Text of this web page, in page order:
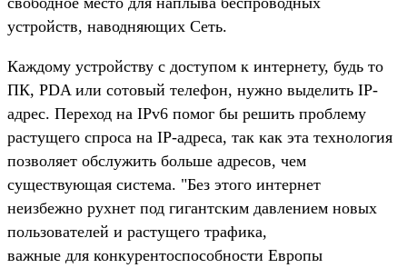
устройств, наводняющих Сеть.
Каждому устройству с доступом к интернету, будь то
ПК, PDA или сотовый телефон, нужно выделить IP-
адрес. Переход на IPv6 помог бы решить проблему
растущего спроса на IP-адреса, так как эта технология
позволяет обслужить больше адресов, чем
существующая система. "Без этого интернет
неизбежно рухнет под гигантским давлением новых
пользователей и растущего трафика,
важные для конкурентоспособности Европы